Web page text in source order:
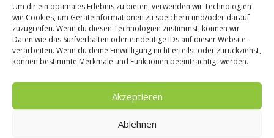
Um dir ein optimales Erlebnis zu bieten, verwenden wir Technologien
wie Cookies, um Geräteinformationen zu speichern und/oder darauf
zuzugreifen. Wenn du diesen Technologien zustimmst, können wir
Daten wie das Surfverhalten oder eindeutige IDs auf dieser Website
verarbeiten. Wenn du deine Einwillligung nicht erteilst oder zurückziehst,
können bestimmte Merkmale und Funktionen beeinträchtigt werden.
Akzeptieren
Ablehnen
Payer Aging – Fleisch in der
Reifebox veredeln
20. Januar 2022
Eiweiß aus der Flasche:
Pumperlgsund im Interview
16. September 2016